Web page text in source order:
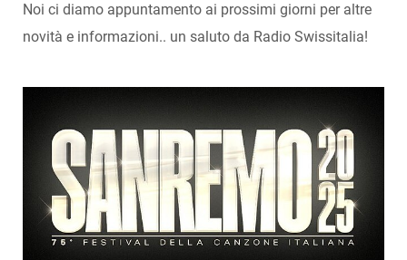
Noi ci diamo appuntamento ai prossimi giorni per altre
novità e informazioni.. un saluto da Radio Swissitalia!